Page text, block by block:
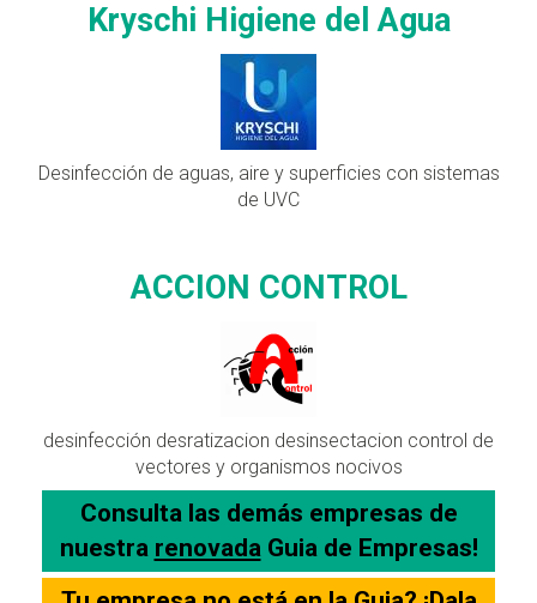
Kryschi Higiene del Agua
Desinfección de aguas, aire y superficies con sistemas
de UVC
ACCION CONTROL
desinfección desratizacion desinsectacion control de
vectores y organismos nocivos
Consulta las demás empresas de
nuestra renovadaGuia de Empresas!